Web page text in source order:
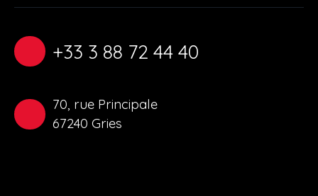
+33 3 88 72 44 40
70, rue Principale
67240 Gries